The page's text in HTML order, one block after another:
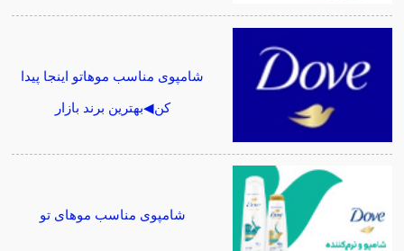
شامپوی مناسب موهاتو اینجا پیدا
کن◀بهترین برند بازار
شامپوی مناسب موهای تو